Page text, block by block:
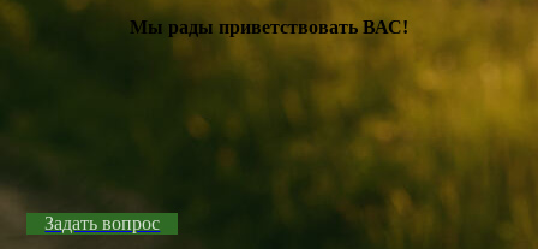
Мы рады приветствовать ВАС!
Задать вопрос